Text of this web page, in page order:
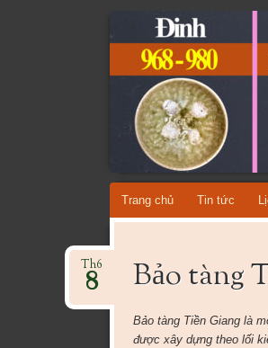
CỔ
TỔNG HỢP CÁC
Skip
to
Trang chủ Tin tức
Bảo tàng
Th6
8
Bảo tàng Tiền Giang là
được xây dựng theo lối